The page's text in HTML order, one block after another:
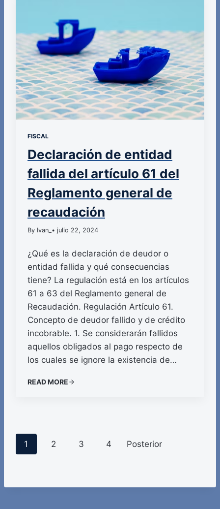
FISCAL
Declaración de entidad
fallida del artículo 61 del
Reglamento general de
recaudación
By Ivan_ • julio 22, 2024
¿Qué es la declaración de deudor o
entidad fallida y qué consecuencias
tiene? La regulación está en los artículos
61 a 63 del Reglamento general de
Recaudación. Regulación Artículo 61.
Concepto de deudor fallido y de crédito
incobrable. 1. Se considerarán fallidos
aquellos obligados al pago respecto de
los cuales se ignore la existencia de…
READ MORE
s
1 2 3 4 Posterior